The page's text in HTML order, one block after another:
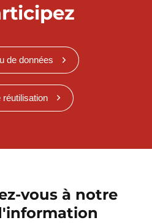
de données
réutilisation
vous à notre